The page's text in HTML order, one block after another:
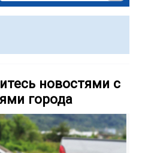
новостями с
города